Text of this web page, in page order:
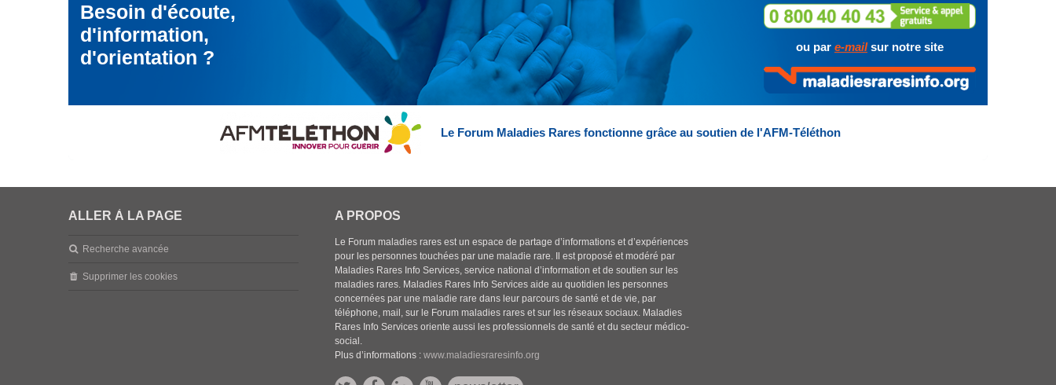
Besoin d'écoute,
d'information,
d'orientation ?
ou par e-mailsur notre site
Le Forum Maladies Rares fonctionne grâce au soutien de l'AFM-Téléthon
ALLER À LA PAGE
Recherche avancée
Supprimer les cookies
A PROPOS
Le Forum maladies rares est un espace de partage d’informations et d’expériences
pour les personnes touchées par une maladie rare. Il est proposé et modéré par
Maladies Rares Info Services, service national d’information et de soutien sur les
maladies rares. Maladies Rares Info Services aide au quotidien les personnes
concernées par une maladie rare dans leur parcours de santé et de vie, par
téléphone, mail, sur le Forum maladies rares et sur les réseaux sociaux. Maladies
Rares Info Services oriente aussi les professionnels de santé et du secteur médico-
social.
Plus d’informations :www.maladiesraresinfo.org